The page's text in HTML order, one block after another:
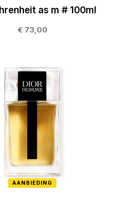
as m # 100ml
€ 73,00
AANBIEDING